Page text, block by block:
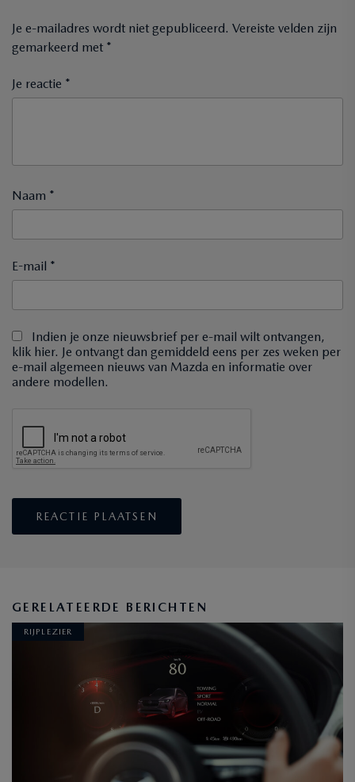
Je e-mailadres wordt niet gepubliceerd. Vereiste velden zijn
gemarkeerd met *
Je reactie *
Naam *
E-mail *
Indien je onze nieuwsbrief per e-mail wilt ontvangen,
klik hier. Je ontvangt dan gemiddeld eens per zes weken per
e-mail algemeen nieuws van Mazda en informatie over
andere modellen.
GERELATEERDE BERICHTEN
RIJPLEZIER